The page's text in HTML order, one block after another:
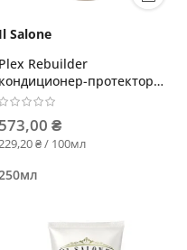
Il Salone
Plex Rebuilder
кондиционер-протектор
восстановления волос
573,00 ₴
₴ / 100мл